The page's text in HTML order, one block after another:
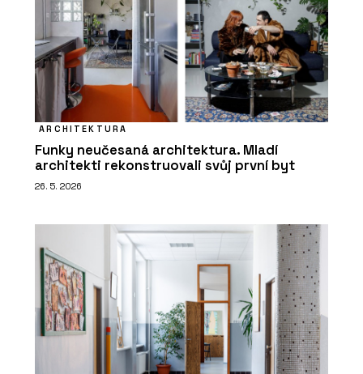
ARCHITEKTURA
Funky neučesaná architektura. Mladí
architekti rekonstruovali svůj první byt
26. 5. 2026